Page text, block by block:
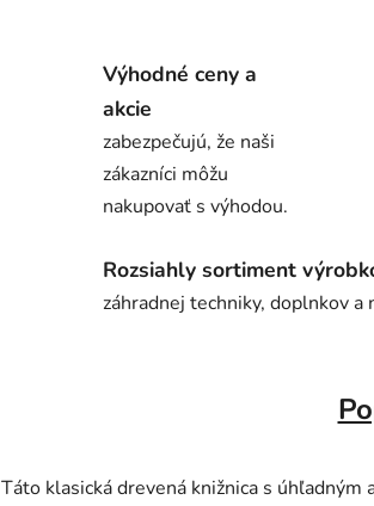
Výhodné ceny a
akcie
zabezpečujú, že naši
zákazníci môžu
nakupovať s výhodou.
Rozsiahly sortiment
záhradnej techniky, doplnkov
Táto klasická drevená knižnica s úhľadným